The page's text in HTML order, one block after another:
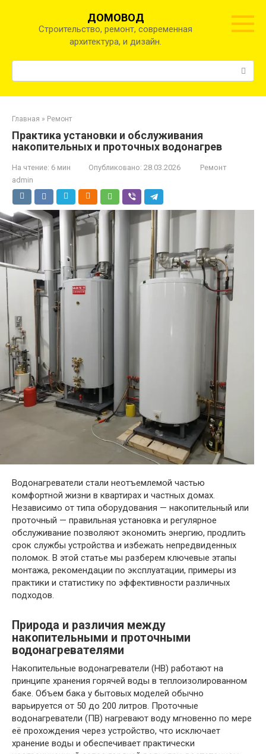
ДОМОВОД
Строительство, ремонт, современная
архитектура, и дизайн.
Главная » Ремонт
Практика установки и обслуживания
накопительных и проточных водонагрев
На чтение: 6 мин Опубликовано: 28.03.2026
Ремонт
admin
Водонагреватели стали неотъемлемой частью
комфортной жизни в квартирах и частных домах.
Независимо от типа оборудования — накопительный или
проточный — правильная установка и регулярное
обслуживание позволяют экономить энергию, продлить
срок службы устройства и избежать непредвиденных
поломок. В этой статье мы разберем ключевые этапы
монтажа, рекомендации по эксплуатации, примеры из
практики и статистику по эффективности различных
подходов.
Природа и различия между
накопительными и проточными
водонагревателями
Накопительные водонагреватели (НВ) работают на
принципе хранения горячей воды в теплоизолированном
баке. Объем бака у бытовых моделей обычно
варьируется от 50 до 200 литров. Проточные
водонагреватели (ПВ) нагревают воду мгновенно по мере
её прохождения через устройство, что исключает
хранение воды и обеспечивает практически